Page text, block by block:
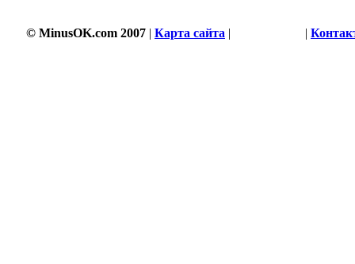
© MinusOK.com 2007 | Карта сайта | |